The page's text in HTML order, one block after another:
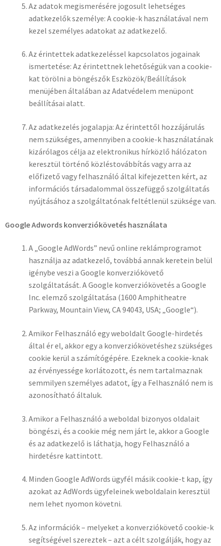
Az adatok megismerésére jogosult lehetséges
adatkezelők személye: A cookie-k használatával nem
kezel személyes adatokat az adatkezelő.
Az érintettek adatkezeléssel kapcsolatos jogainak
ismertetése: Az érintettnek lehetőségük van a cookie-
kat törölni a böngészők Eszközök/Beállítások
menüjében általában az Adatvédelem menüpont
beállításai alatt.
Az adatkezelés jogalapja: Az érintettől hozzájárulás
nem szükséges, amennyiben a cookie-k használatának
kizárólagos célja az elektronikus hírközlő hálózaton
keresztül történő közléstovábbítás vagy arra az
előfizető vagy felhasználó által kifejezetten kért, az
információs társadalommal összefüggő szolgáltatás
nyújtásához a szolgáltatónak feltétlenül szüksége van.
Google Adwords konverziókövetés használata
A „Google AdWords” nevű online reklámprogramot
használja az adatkezelő, továbbá annak keretein belül
igénybe veszi a Google konverziókövető
szolgáltatását. A Google konverziókövetés a Google
Inc. elemző szolgáltatása (1600 Amphitheatre
Parkway, Mountain View, CA 94043, USA; „Google“).
Amikor Felhasználó egy weboldalt Google-hirdetés
által ér el, akkor egy a konverziókövetéshez szükséges
cookie kerül a számítógépére. Ezeknek a cookie-knak
az érvényessége korlátozott, és nem tartalmaznak
semmilyen személyes adatot, így a Felhasználó nem is
azonosítható általuk.
Amikor a Felhasználó a weboldal bizonyos oldalait
böngészi, és a cookie még nem járt le, akkor a Google
és az adatkezelő is láthatja, hogy Felhasználó a
hirdetésre kattintott.
Minden Google AdWords ügyfél másik cookie-t kap, így
azokat az AdWords ügyfeleinek weboldalain keresztül
nem lehet nyomon követni.
Az információk – melyeket a konverziókövető cookie-k
segítségével szereztek – azt a célt szolgálják, hogy az